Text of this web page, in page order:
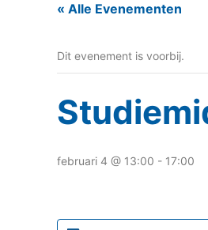
« Alle Evenementen
Dit evenement is voorbij.
februari 4 @ 13:00 - 17:00